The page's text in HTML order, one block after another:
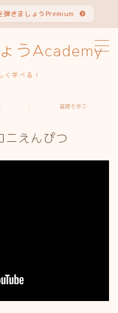
弾きましょうPremium
うAcademy
く学べる！
基礎を学ぶ
えんぴつ